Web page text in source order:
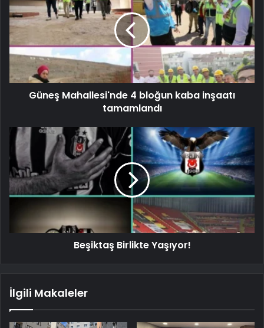
Güneş Mahallesi'nde 4 bloğun kaba inşaatı
tamamlandı
Beşiktaş Birlikte Yaşıyor!
İlgili Makaleler